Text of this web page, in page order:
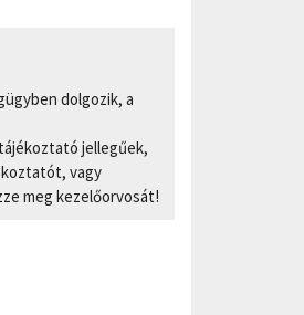
dolgozik, a
jellegűek,
vagy
meg kezelőorvosát!